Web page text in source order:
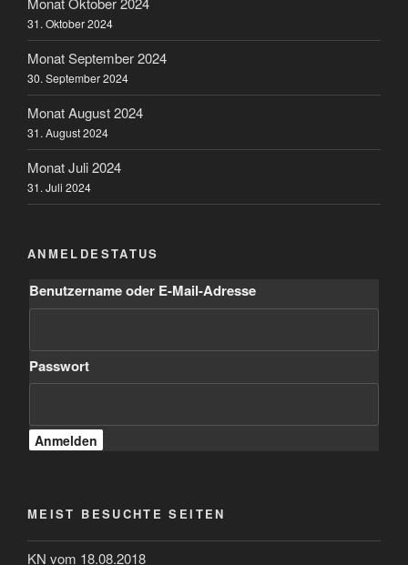
31. Oktober 2024
Monat September 2024
30. September 2024
Monat August 2024
31. August 2024
Monat Juli 2024
31. Juli 2024
ANMELDESTATUS
Benutzername oder E-Mail-Adresse
Passwort
MEIST BESUCHTE SEITEN
KN vom 18.08.2018